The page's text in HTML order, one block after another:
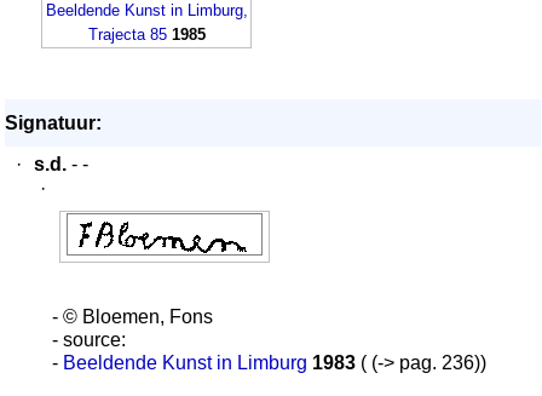
Beeldende Kunst in Limburg,
Trajecta 85 1985
Signatuur:
·
s.d. - -
·
- © Bloemen, Fons
- source:
- Beeldende Kunst in Limburg 1983 ( (-> pag. 236))